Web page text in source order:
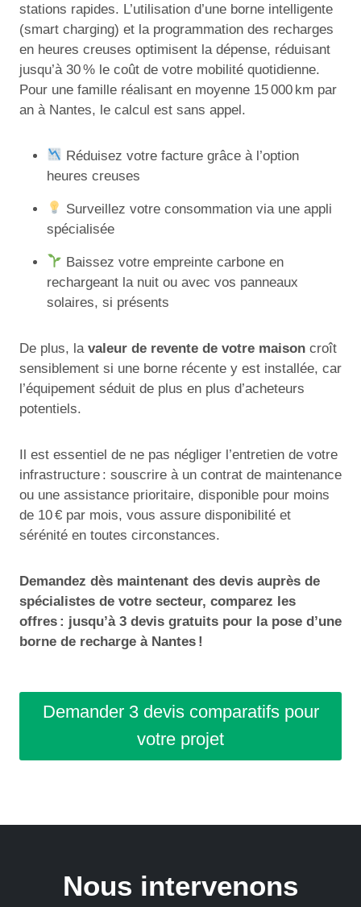
stations rapides. L’utilisation d’une borne intelligente
(smart charging) et la programmation des recharges
en heures creuses optimisent la dépense, réduisant
jusqu’à 30 % le coût de votre mobilité quotidienne.
Pour une famille réalisant en moyenne 15 000 km par
an à Nantes, le calcul est sans appel.
Réduisez votre facture grâce à l’option
heures creuses
Surveillez votre consommation via une appli
spécialisée
Baissez votre empreinte carbone en
rechargeant la nuit ou avec vos panneaux
solaires, si présents
De plus, la valeur de revente de votre maison croît
sensiblement si une borne récente y est installée, car
l’équipement séduit de plus en plus d’acheteurs
potentiels.
Il est essentiel de ne pas négliger l’entretien de votre
infrastructure : souscrire à un contrat de maintenance
ou une assistance prioritaire, disponible pour moins
de 10 € par mois, vous assure disponibilité et
sérénité en toutes circonstances.
Demandez dès maintenant des devis auprès de
spécialistes de votre secteur, comparez les
offres : jusqu’à 3 devis gratuits pour la pose d’une
borne de recharge à Nantes !
Demander 3 devis comparatifs pour
votre projet
Nous intervenons